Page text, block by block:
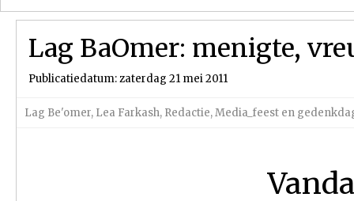
Lag BaOmer: menigte,
Publicatiedatum: zaterdag 21 mei 2011
Lag Be'omer, Lea Farkash, Redactie,Media_feest en